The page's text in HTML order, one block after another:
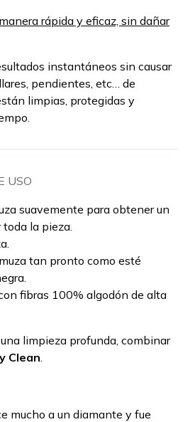
rápida y eficaz, sin dañar
instantáneos sin causar
pendientes, etc… de
limpias, protegidas y
USO
suavemente para obtener un
la pieza.
tan pronto como esté
fibras 100% algodón de alta
limpieza profunda, combinar
Clean
mucho a un diamante y fue